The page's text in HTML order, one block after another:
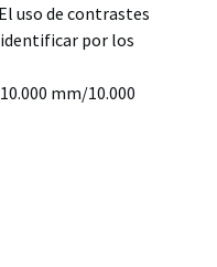
uso de contrastes
por los
mm/10.000